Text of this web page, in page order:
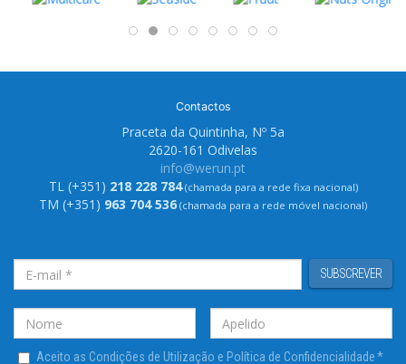
Contactos
Praceta da Quintinha, Nº 5a
2620-161 Odivelas
info@werun.pt
TL (+351) 218 228 784(chamada para a rede fixa nacional)
TM (+351) 963 704 536 (chamada para a rede móvel nacional)
SUBSCREVER
Aceito as Condições de Utilização e Política de Confidencialidade*